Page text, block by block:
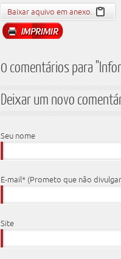
Baixar aquivo em anexo.
0 comentários para
Deixar um novo
Seu nome
E-mail* (Prometo que não
Site